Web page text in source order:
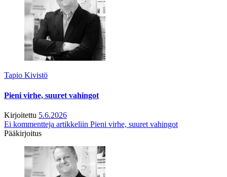
Tapio Kivistö
Pieni virhe, suuret vahingot
Kirjoitettu 5.6.2026
Ei kommentteja artikkeliin Pieni virhe, suuret vahingot
Pääkirjoitus